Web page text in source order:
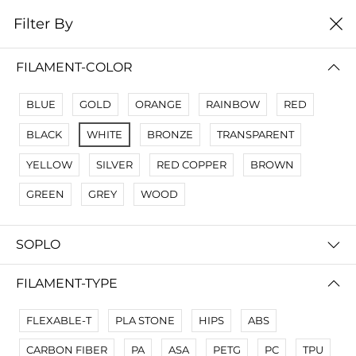
0
No Results
Not Found Filters1
Not Found Filters2
Filter By
FILAMENT-COLOR
BLUE GOLD ORANGE RAINBOW RED
BLACK WHITE BRONZE TRANSPARENT
YELLOW SILVER RED COPPER BROWN
GREEN GREY WOOD
SOPLO
FILAMENT-TYPE
FLEXABLE-T PLA STONE HIPS ABS
CARBON FIBER PA ASA PETG PC TPU